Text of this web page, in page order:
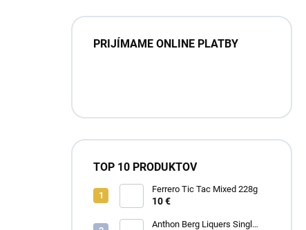
PRIJÍMAME ONLINE PLATBY
TOP 10 PRODUKTOV
Ferrero Tic Tac Mixed 228g
10 €
Anthon Berg Liquers Singl